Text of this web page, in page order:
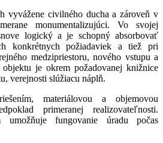
vyvážene civilného ducha a zároveň v
monumentalizujúci. Vo svojej
logický a je schopný absorbovať
konkrétnych požiadaviek a tiež pri
medzipriestoru, nového vstupu a
je okrem požadovanej knižnice
verejnosti slúžiacu náplň.
materiálovou a objemovou
primeranej realizovateľnosti.
umožňuje fungovanie úradu počas